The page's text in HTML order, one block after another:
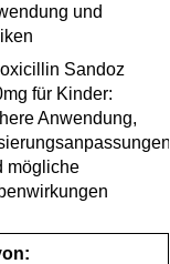
und
Sandoz
für Kinder:
Anwendung,
mögliche